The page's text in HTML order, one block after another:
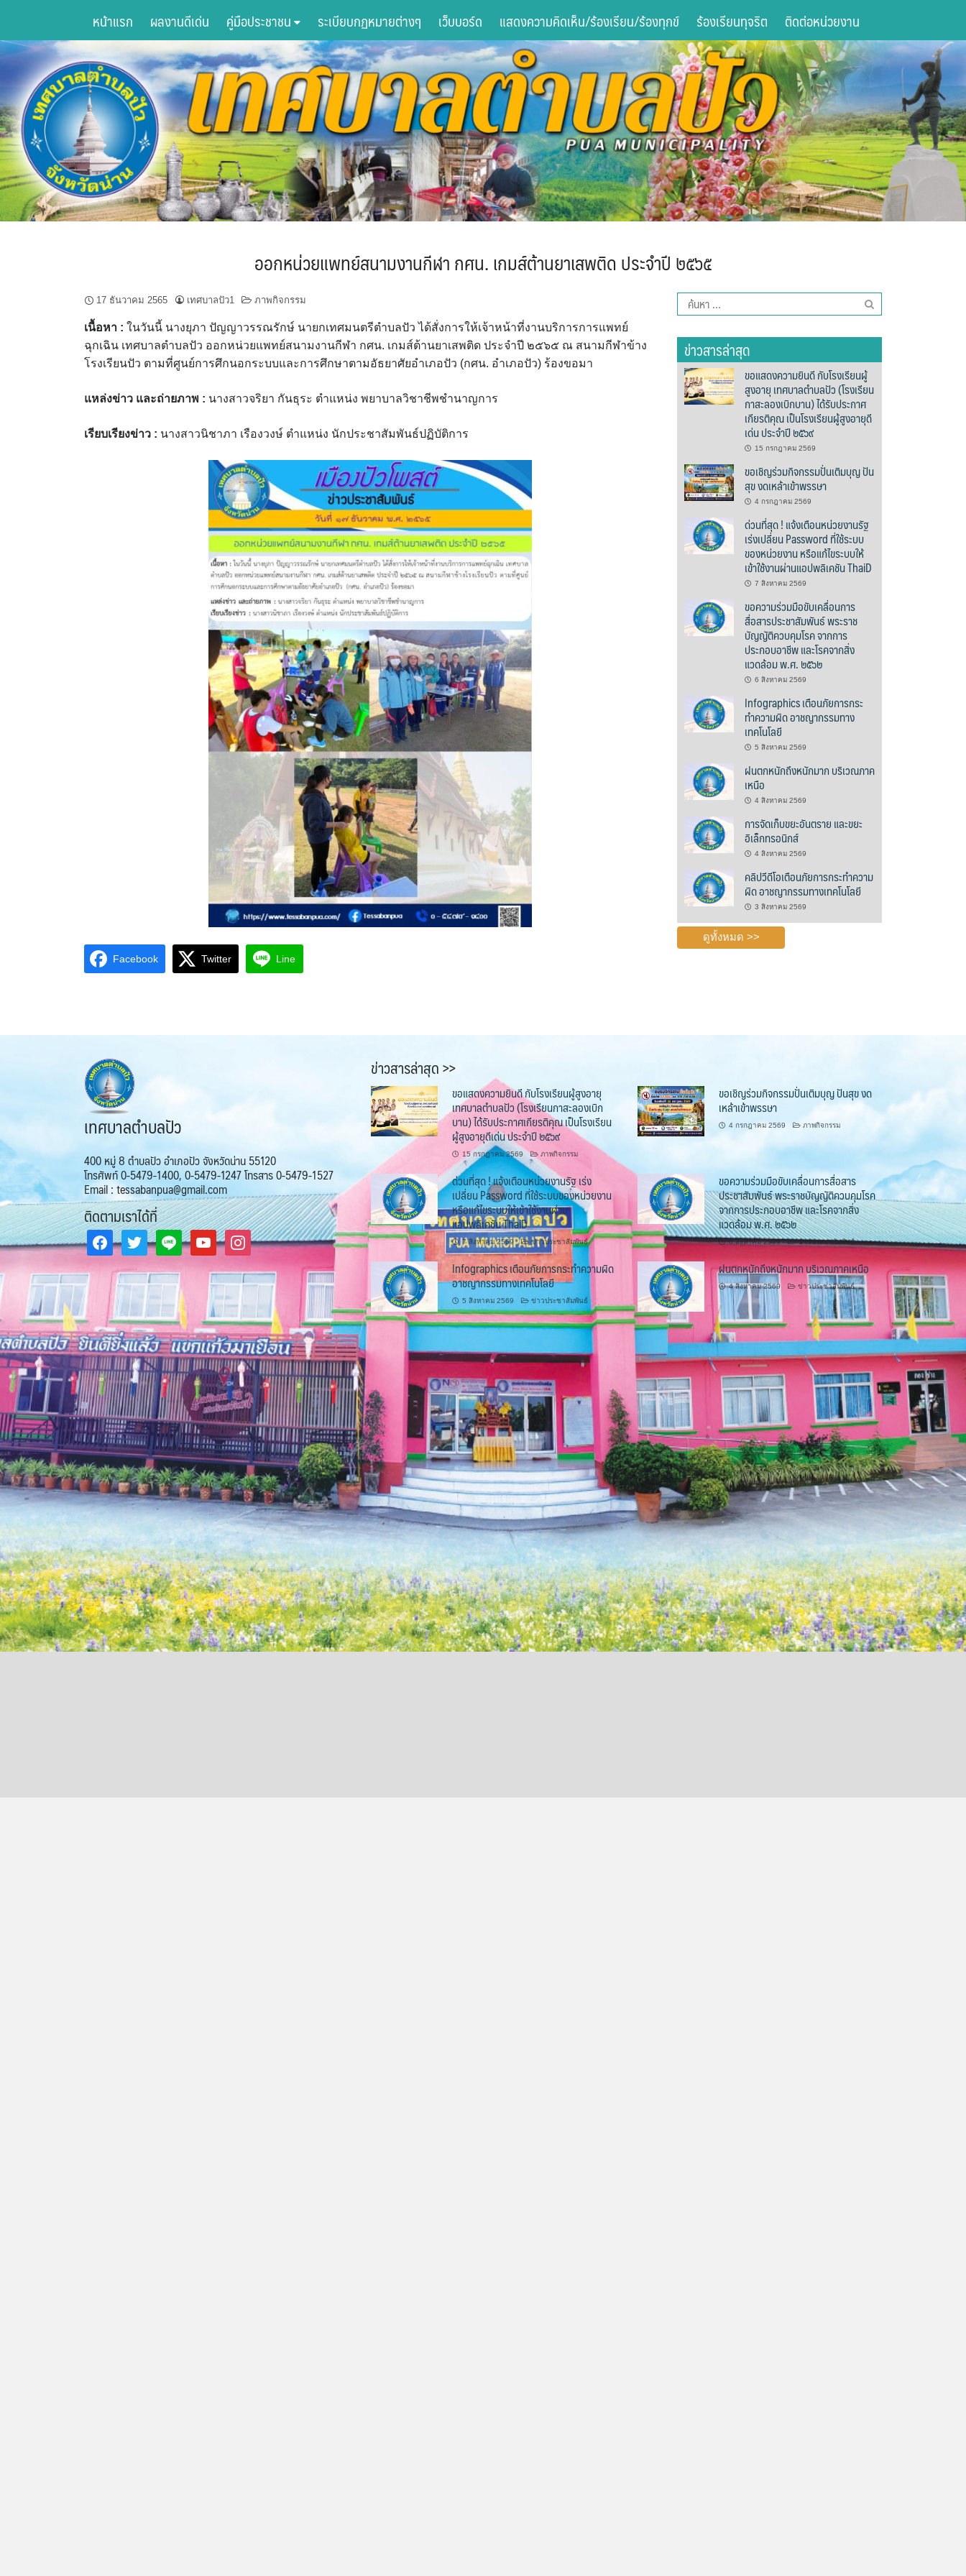
content
หน้าแรก ผลงานดีเด่น คู่มือประชาชน ระเบียบกฏหมายต่างๆ เว็บบอร์ด แสดงความคิดเห็น/ร้องเรียน/ร้องทุกข์ ร้องเรียนทุจริต ติดต่อหน่วยงาน
ออกหน่วยแพทย์สนามงานกีฬา กศน. เกมส์ต้านยาเสพติด ประจำปี ๒๕๖๕
17 ธันวาคม 2565 เทศบาลปัว1 ภาพกิจกรรม
เนื้อหา : ในวันนี้ นางยุภา ปัญญาวรรณรักษ์ นายกเทศมนตรีตำบลปัว ได้สั่งการให้เจ้าหน้าที่งานบริการการแพทย์
ฉุกเฉิน เทศบาลตำบลปัว ออกหน่วยแพทย์สนามงานกีฬา กศน. เกมส์ต้านยาเสพติด ประจำปี ๒๕๖๕ ณ สนามกีฬาข้าง
โรงเรียนปัว ตามที่ศูนย์การศึกนอกระบบและการศึกษาตามอัธยาศัยอำเภอปัว (กศน. อำเภอปัว) ร้องขอมา
แหล่งข่าว และถ่ายภาพ : นางสาวจริยา กันธุระ ตำแหน่ง พยาบาลวิชาชีพชำนาญการ
เรียบเรียงข่าว : นางสาวนิชาภา เรืองวงษ์ ตำแหน่ง นักประชาสัมพันธ์ปฏิบัติการ
Facebook Twitter Line
ค้นหา
สำหรับ:
ข่าวสารล่าสุด
ขอแสดงความยินดี กับโรงเรียนผู้
สูงอายุ เทศบาลตำบลปัว (โรงเรียน
กาสะลองเบิกบาน) ได้รับประกาศ
เกียรติคุณ เป็นโรงเรียนผู้สูงอายุดี
เด่น ประจำปี ๒๕๖๙
15 กรกฎาคม 2569
ขอเชิญร่วมกิจกรรมปั่นเติมบุญ ปัน
สุข งดเหล้าเข้าพรรษา
4 กรกฎาคม 2569
ด่วนที่สุด ! แจ้งเตือนหน่วยงานรัฐ
เร่งเปลี่ยน Password ที่ใช้ระบบ
ของหน่วยงาน หรือแก้ไขระบบให้
เข้าใช้งานผ่านแอปพลิเคชัน ThaiD
7 สิงหาคม 2569
ขอความร่วมมือขับเคลื่อนการ
สื่อสารประชาสัมพันธ์ พระราช
บัญญัติควบคุมโรค จากการ
ประกอบอาชีพ และโรคจากสิ่ง
แวดล้อม พ.ศ. ๒๕๖๒
6 สิงหาคม 2569
Infographics เตือนภัยการกระ
ทำความผิด อาชญากรรมทาง
เทคโนโลยี
5 สิงหาคม 2569
ฝนตกหนักถึงหนักมาก บริเวณภาค
เหนือ
4 สิงหาคม 2569
การจัดเก็บขยะอันตราย และขยะ
อิเล็กทรอนิกส์
4 สิงหาคม 2569
คลิปวีดีโอเตือนภัยการกระทำความ
ผิด อาชญากรรมทางเทคโนโลยี
3 สิงหาคม 2569
ดูทั้งหมด >>
เทศบาลตำบลปัว
400 หมู่ 8 ตำบลปัว อำเภอปัว จังหวัดน่าน 55120
โทรศัพท์ 0-5479-1400, 0-5479-1247 โทรสาร 0-5479-1527
Email : tessabanpua@gmail.com
ติดตามเราได้ที่
facebooktwitter line youtubeinstagram
ข่าวสารล่าสุด >>
ขอแสดงความยินดี กับโรงเรียนผู้สูงอายุ
เทศบาลตำบลปัว (โรงเรียนกาสะลองเบิก
บาน) ได้รับประกาศเกียรติคุณ เป็นโรงเรียน
ผู้สูงอายุดีเด่น ประจำปี ๒๕๖๙
15 กรกฎาคม 2569 ภาพกิจกรรม
ขอเชิญร่วมกิจกรรมปั่นเติมบุญ ปันสุข งด
เหล้าเข้าพรรษา
4 กรกฎาคม 2569 ภาพกิจกรรม
ด่วนที่สุด ! แจ้งเตือนหน่วยงานรัฐ เร่ง
เปลี่ยน Password ที่ใช้ระบบของหน่วยงาน
หรือแก้ไขระบบให้เข้าใช้งานผ่าน
แอปพลิเคชัน ThaiD
7 สิงหาคม 2569 ข่าวประชาสัมพันธ์
ขอความร่วมมือขับเคลื่อนการสื่อสาร
ประชาสัมพันธ์ พระราชบัญญัติควบคุมโรค
จากการประกอบอาชีพ และโรคจากสิ่ง
แวดล้อม พ.ศ. ๒๕๖๒
6 สิงหาคม 2569 ข่าวประชาสัมพันธ์
Infographics เตือนภัยการกระทำความผิด
อาชญากรรมทางเทคโนโลยี
5 สิงหาคม 2569 ข่าวประชาสัมพันธ์
ฝนตกหนักถึงหนักมาก บริเวณภาคเหนือ
4 สิงหาคม 2569 ข่าวประชาสัมพันธ์